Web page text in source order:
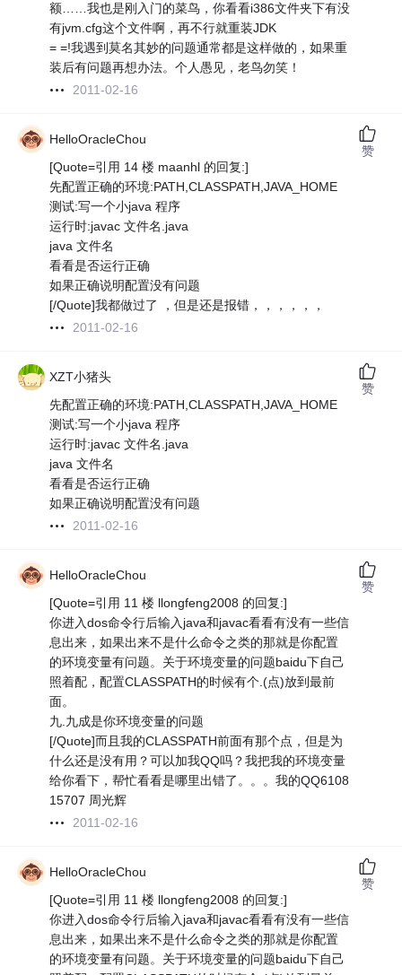
额……我也是刚入门的菜鸟，你看看i386文件夹下有没
有jvm.cfg这个文件啊，再不行就重装JDK
= =!我遇到莫名其妙的问题通常都是这样做的，如果重
装后有问题再想办法。个人愚见，老鸟勿笑！
2011-02-16
HelloOracleChou
[Quote=引用 14 楼 maanhl 的回复:]
先配置正确的环境:PATH,CLASSPATH,JAVA_HOME
测试:写一个小java 程序
运行时:javac 文件名.java
java 文件名
看看是否运行正确
如果正确说明配置没有问题
[/Quote]我都做过了 ，但是还是报错，，，，，，
2011-02-16
赞
XZT小猪头
先配置正确的环境:PATH,CLASSPATH,JAVA_HOME
测试:写一个小java 程序
运行时:javac 文件名.java
java 文件名
看看是否运行正确
如果正确说明配置没有问题
2011-02-16
赞
HelloOracleChou
[Quote=引用 11 楼 llongfeng2008 的回复:]
你进入dos命令行后输入java和javac看看有没有一些信
息出来，如果出来不是什么命令之类的那就是你配置
的环境变量有问题。关于环境变量的问题baidu下自己
照着配，配置CLASSPATH的时候有个.(点)放到最前
面。
九.九成是你环境变量的问题
[/Quote]而且我的CLASSPATH前面有那个点，但是为
什么还是没有用？可以加我QQ吗？我把我的环境变量
给你看下，帮忙看看是哪里出错了。。。我的QQ6108
15707 周光辉
2011-02-16
赞
HelloOracleChou
[Quote=引用 11 楼 llongfeng2008 的回复:]
你进入dos命令行后输入java和javac看看有没有一些信
息出来，如果出来不是什么命令之类的那就是你配置
的环境变量有问题。关于环境变量的问题baidu下自己
赞